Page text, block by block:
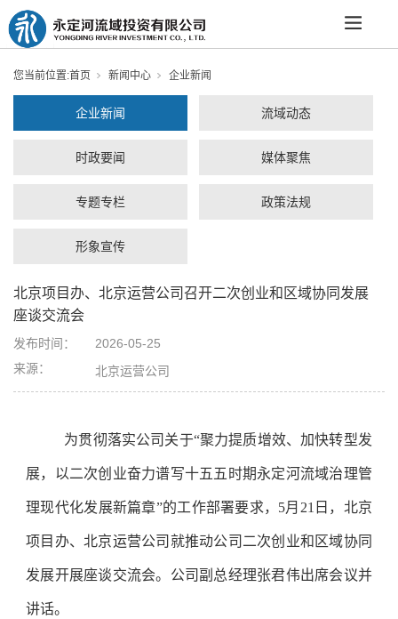
您当前位置:首页 新闻中心 企业新闻
企业新闻 流域动态
时政要闻 媒体聚焦
专题专栏 政策法规
形象宣传
北京项目办、北京运营公司召开二次创业和区域协同发展
座谈交流会
发布时间：
2026-05-25
来源：
北京运营公司
为贯彻落实公司关于“聚力提质增效、加快转型发
展，以二次创业奋力谱写十五五时期永定河流域治理管
理现代化发展新篇章”的工作部署要求，5月21日，北京
项目办、北京运营公司就推动公司二次创业和区域协同
发展开展座谈交流会。公司副总经理张君伟出席会议并
讲话。